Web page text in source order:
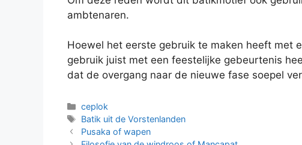
ambtenaren.
Hoewel het eerste gebruik te maken heeft met
gebruik juist met een feestelijke gebeurtenis
dat de overgang naar de nieuwe fase soepel
Categorieën
ceplok
Tags
Batik uit de Vorstenlanden
Pusaka of wapen